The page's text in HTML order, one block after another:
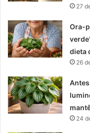
27
Ora-
dieta
26
24